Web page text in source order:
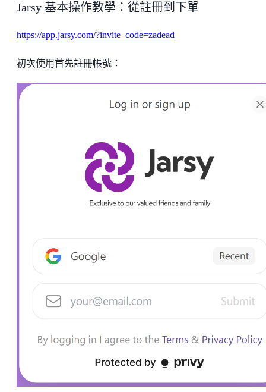
Jarsy 基本操作教學：從註冊到下單
https://app.jarsy.com/?invite_code=zadead
初次使用首先註冊帳號：